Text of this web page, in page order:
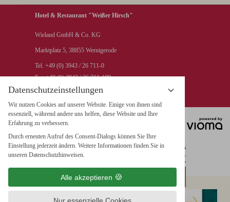
Datenschutzeinstellungen
Wir nutzen Cookies auf unserer Website. Einige von ihnen sind
essenziell, während andere uns helfen, diese Website und Ihre
Erfahrung zu verbessern.
Durch erneuten Aufruf des Consent-Dialogs können Sie Ihre
Einstellung jederzeit ändern. Weitere Informationen finden Sie in
unseren Datenschutzhinweisen.
Alle akzeptieren
Nur essenzielle Cookies
Hotel & Restaurant "Weißer Hirsch"
Wieland GmbH & Co. KG
Marktplatz 5, 38855 Wernigerode
Tel. +49 (0) 3943 / 26 711-0
Fax +49 (0) 3943 / 26 711-199
info@hotel-weisser-hirsch.de